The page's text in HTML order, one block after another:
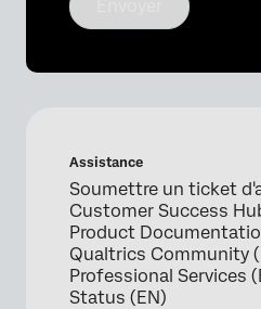
Assistance
Soumettre un ticket
Customer Success
Product
Qualtrics Community
Professional Services
Status (EN)